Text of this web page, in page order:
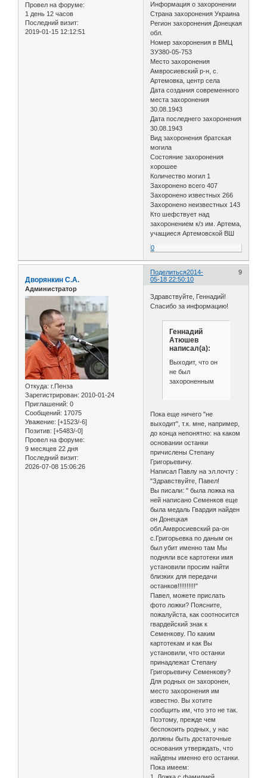
Провел на форуме:
1 день 12 часов
Последний визит:
2019-01-15 12:12:51
Информация о захоронении
Страна захоронения Украина
Регион захоронения Донецкая
обл.
Номер захоронения в ВМЦ
ЗУ380-05-753
Место захоронения
Амвросиевский р-н, с.
Артемовка, центр села
Дата создания современного
места захоронения
30.08.1943
Дата последнего захоронения
30.08.1943
Вид захоронения братская
могила
Состояние захоронения
хорошее
Количество могил 1
Захоронено всего 407
Захоронено известных 266
Захоронено неизвестных 143
Кто шефствует над
захоронением к/з им. Артема,
учащиеся Артемовской ВШ
0
Поделиться 9
2014-
05-18 22:50:10
Дворянкин С.А.
Администратор
Откуда: г.Пенза
Зарегистрирован: 2010-01-24
Приглашений: 0
Сообщений: 17075
Уважение: [+1523/-6]
Позитив: [+5483/-0]
Провел на форуме:
9 месяцев 22 дня
Последний визит:
2026-07-08 15:06:26
Здравствуйте, Геннадий!
Спасибо за информацию!
Геннадий
Атюшев
написал(а):
Выходит, что он
не был
захороненным
Пока еще ничего "не
выходит", т.к. мне, например,
до конца непонятно: на каком
основании останки
причислены Степану
Григорьевичу.
Написал Павлу на эл.почту :
"Здравствуйте, Павел!
Вы писали: " была ложка на
ней написано Семенков еще
была медаль Гвардия найден
он Донецкая
обл.Амвросиевский ра-он
с.Григорьевка по даным он
был убит именно там Мы
подняли все картотеки имя
установили просим найти
близких для передачи
останков!!!!!!!!!!"
Павел, можете прислать
фото ложки? Поясните,
пожалуйста, как соотносится
гвардейский знак к
Семенкову. По каким
картотекам и как Вы
установили, что останки
принадлежат Степану
Григорьевичу Семенкову?
Для родных он захоронен,
место захоронения им
известно. Вы хотите
сообщить им, что это не так.
Поэтому, прежде чем
беспокоить родных, у нас
должны быть достаточные
основания утверждать, что
найдены именно его останки.
Пока имеем: